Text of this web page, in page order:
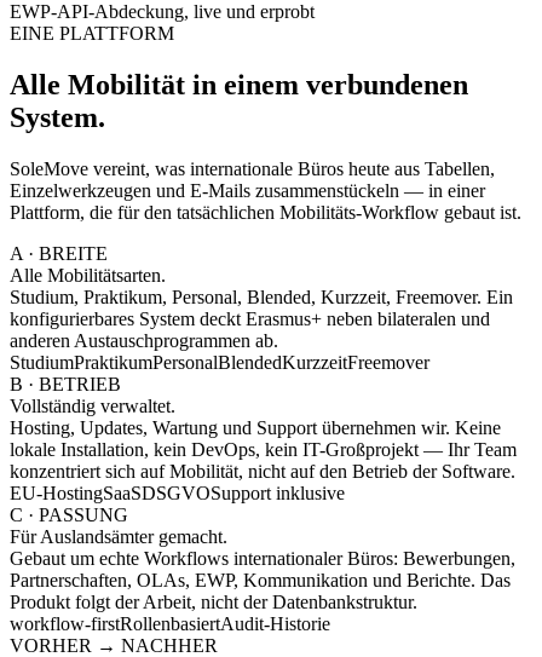
EWP-API-Abdeckung, live und erprobt
EINE PLATTFORM
Alle Mobilität in einem verbundenen
System.
SoleMove vereint, was internationale Büros heute aus Tabellen,
Einzelwerkzeugen und E-Mails zusammenstückeln — in einer
Plattform, die für den tatsächlichen Mobilitäts-Workflow gebaut ist.
A · BREITE
Alle Mobilitätsarten.
Studium, Praktikum, Personal, Blended, Kurzzeit, Freemover. Ein
konfigurierbares System deckt Erasmus+ neben bilateralen und
anderen Austauschprogrammen ab.
StudiumPraktikumPersonalBlendedKurzzeitFreemover
B · BETRIEB
Vollständig verwaltet.
Hosting, Updates, Wartung und Support übernehmen wir. Keine
lokale Installation, kein DevOps, kein IT-Großprojekt — Ihr Team
konzentriert sich auf Mobilität, nicht auf den Betrieb der Software.
EU-HostingSaaSDSGVOSupport inklusive
C · PASSUNG
FürAuslandsämter gemacht.
Gebaut um echte Workflows internationaler Büros: Bewerbungen,
Partnerschaften, OLAs, EWP, Kommunikation und Berichte. Das
Produkt folgt der Arbeit, nicht der Datenbankstruktur.
workflow-firstRollenbasiertAudit-Historie
VORHER → NACHHER